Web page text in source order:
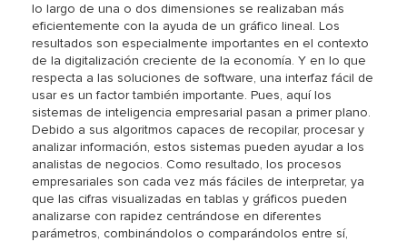
lo largo de una o dos dimensiones se realizaban más
eficientemente con la ayuda de un gráfico lineal. Los
resultados son especialmente importantes en el contexto
de la digitalización creciente de la economía. Y en lo que
respecta a las soluciones de software, una interfaz fácil de
usar es un factor también importante. Pues, aquí los
sistemas de inteligencia empresarial pasan a primer plano.
Debido a sus algoritmos capaces de recopilar, procesar y
analizar información, estos sistemas pueden ayudar a los
analistas de negocios. Como resultado, los procesos
empresariales son cada vez más fáciles de interpretar, ya
que las cifras visualizadas en tablas y gráficos pueden
analizarse con rapidez centrándose en diferentes
parámetros, combinándolos o comparándolos entre sí,